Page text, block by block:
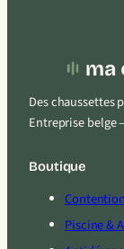
Des chaussettes
Entreprise belge
Boutique
Piscine &